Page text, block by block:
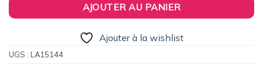
AJOUTER AU PANIER
Ajouter à la wishlist
UGS : LA15144